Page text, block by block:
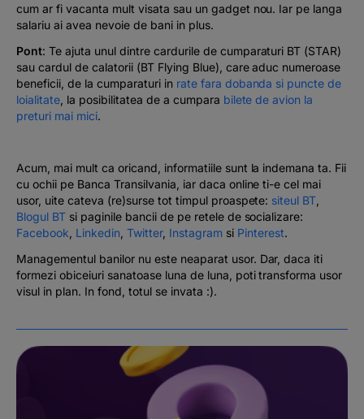
cum ar fi vacanta mult visata sau un gadget nou. Iar pe langa
salariu ai avea nevoie de bani in plus.
Pont: Te ajuta unul dintre cardurile de cumparaturi BT (STAR)
sau cardul de calatorii (BT Flying Blue), care aduc numeroase
beneficii, de la cumparaturi in rate fara dobanda si puncte de
loialitate, la posibilitatea de a cumpara bilete de avion la
preturi mai mici.
Acum, mai mult ca oricand, informatiile sunt la indemana ta. Fii
cu ochii pe Banca Transilvania, iar daca online ti-e cel mai
usor, uite cateva (re)surse tot timpul proaspete: siteul BT
Blogul BTsi paginile bancii de pe retele de socializare:
Facebook Linkedin Twitter, Instagram si Pinterest.
Managementul banilor nu este neaparat usor. Dar, daca iti
formezi obiceiuri sanatoase luna de luna, poti transforma usor
visul in plan. In fond, totul se invata :).